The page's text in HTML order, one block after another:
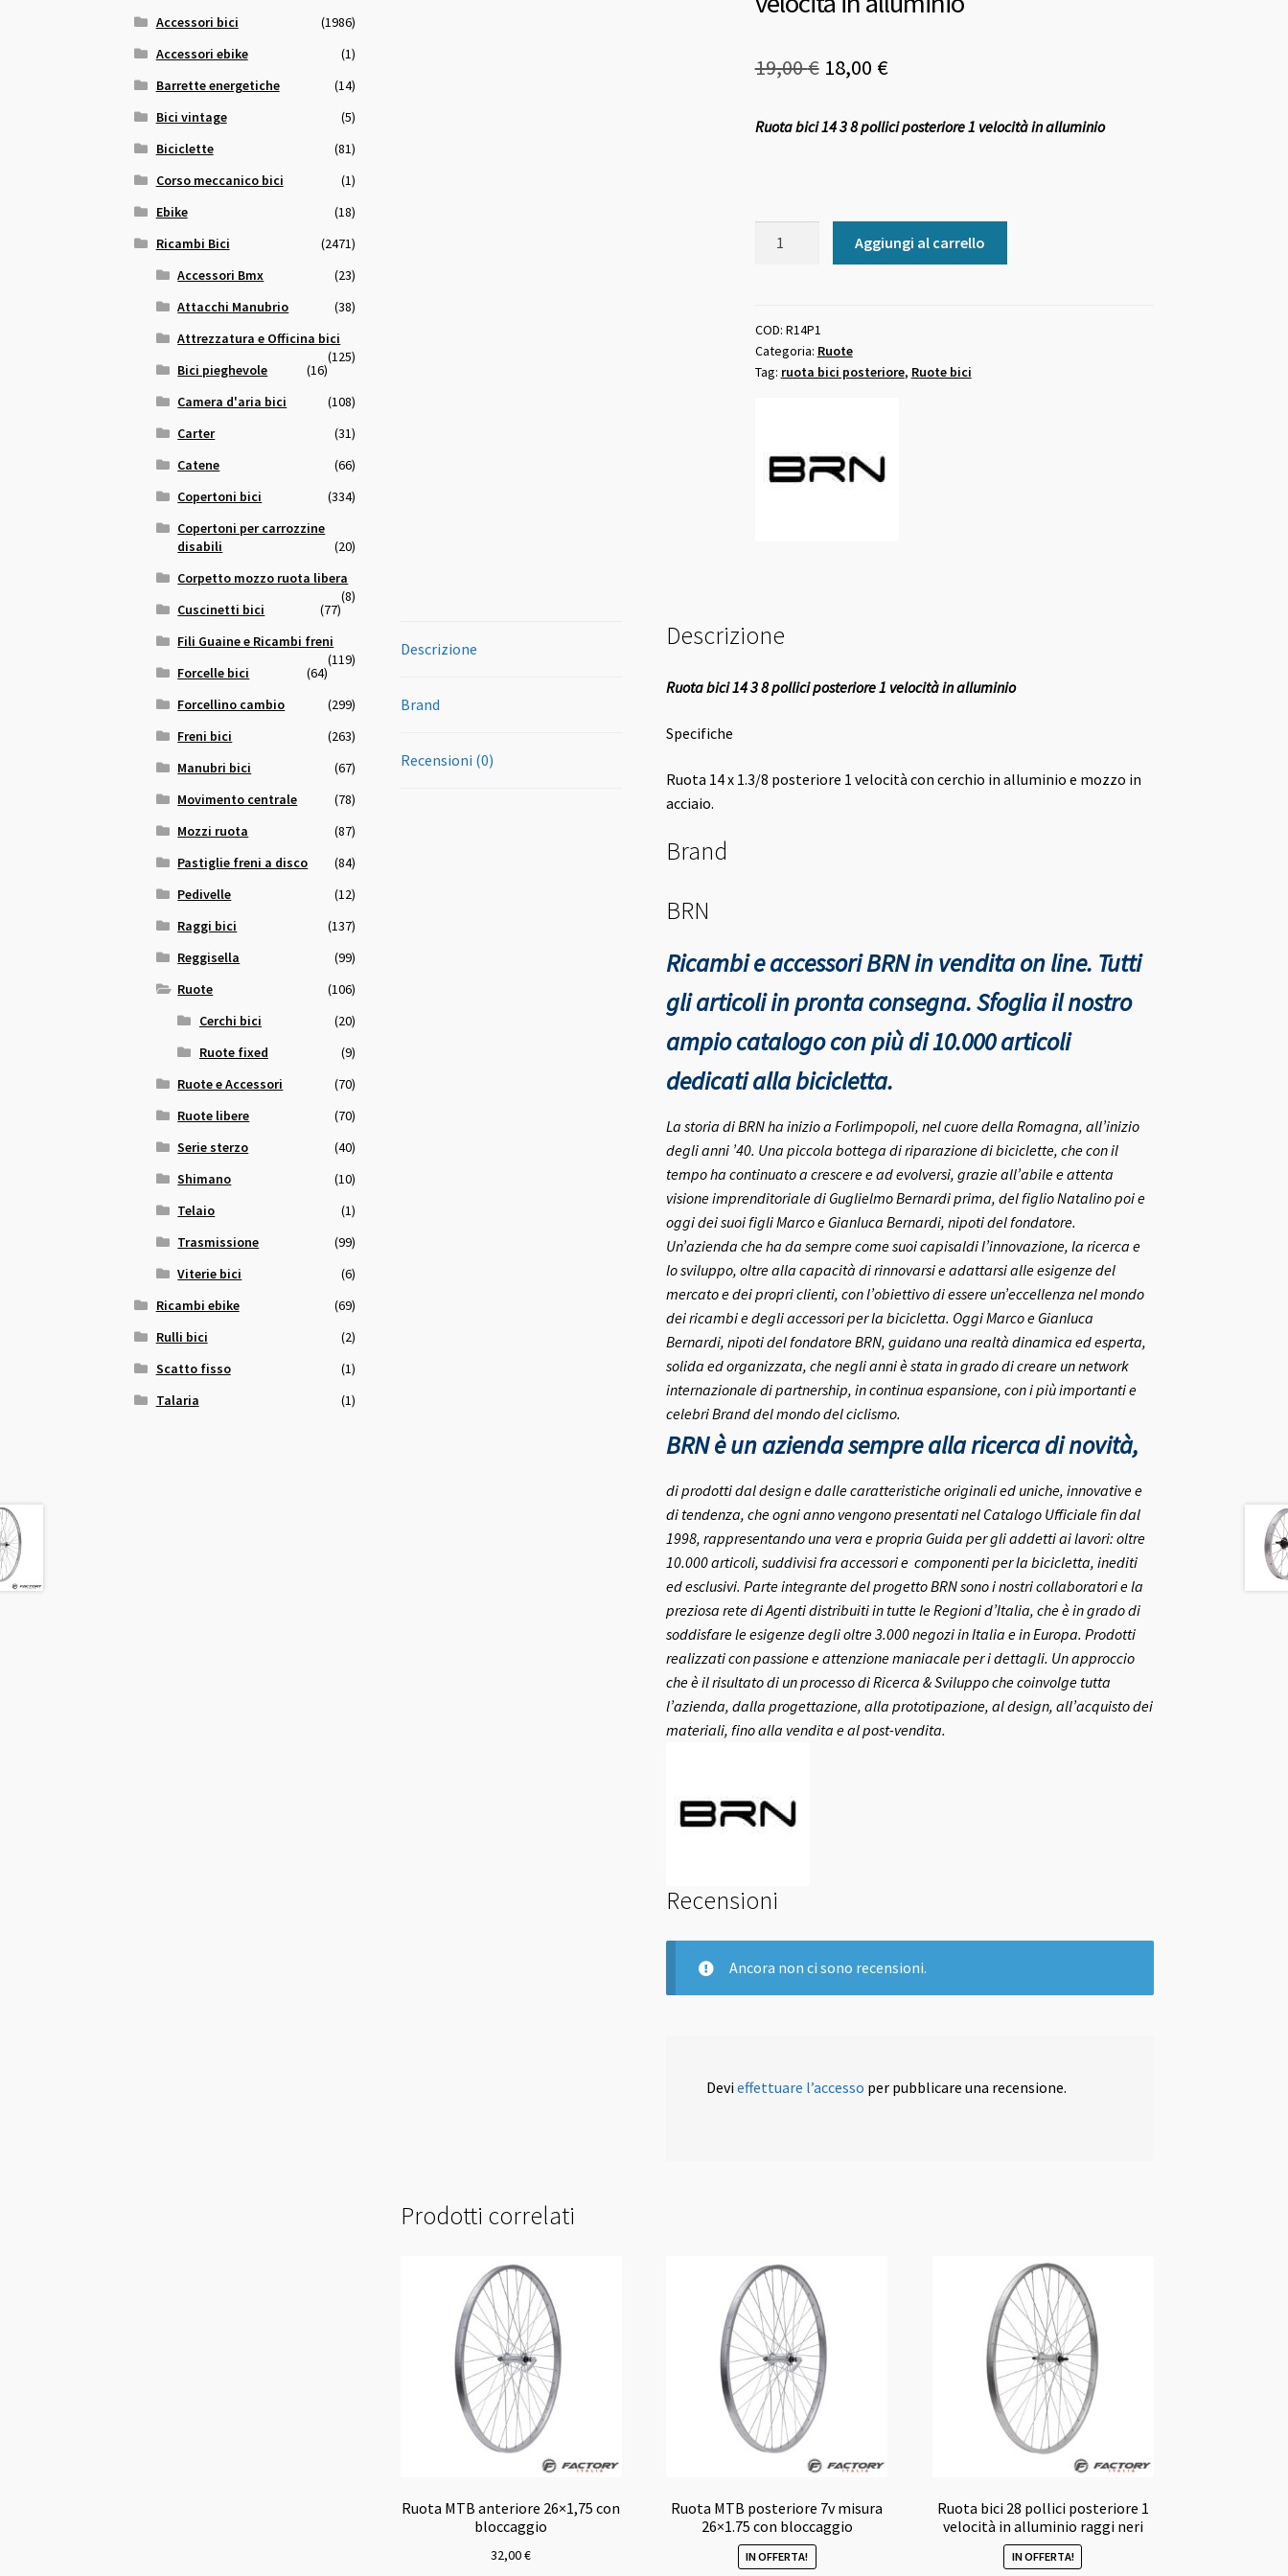
19,00€ Il
originale
18,00 €Il
attuale
Ruota bici 14 3 8 pollici posteriore 1 velocità in alluminio
8
pollici
posteriore
alluminio
Aggiungi al carrello
COD: R14P1
Categoria: Ruote
Tag: ruota bici posteriore, Ruote bici
Descrizione
Brand
Recensioni (0)
Descrizione
Ruota bici 14 3 8 pollici posteriore 1 velocità in alluminio
Specifiche
Ruota 14 x 1.3/8 posteriore 1 velocità con cerchio in alluminio e mozzo in
acciaio.
Brand
BRN
Ricambi e accessori BRN in vendita on line. Tutti
gli articoli in pronta consegna.Sfoglia il nostro
ampio catalogo con più di 10.000 articoli
dedicati alla bicicletta.
La storia di BRN ha inizio a Forlimpopoli, nel cuore della Romagna, all’inizio
degli anni ’40. Una piccola bottega di riparazione di biciclette, che con il
tempo ha continuato a crescere e ad evolversi, grazie all’abile e attenta
visione imprenditoriale di Guglielmo Bernardi prima, del figlio Natalino poi e
oggi dei suoi figli Marco e Gianluca Bernardi, nipoti del fondatore.
Un’azienda che ha da sempre come suoi capisaldi l’innovazione, la ricerca e
lo sviluppo, oltre alla capacità di rinnovarsi e adattarsi alle esigenze del
mercato e dei propri clienti, con l’obiettivo di essere un’eccellenza nel mondo
dei ricambi e degli accessori per la bicicletta. Oggi Marco e Gianluca
Bernardi, nipoti del fondatore BRN, guidano una realtà dinamica ed esperta,
solida ed organizzata, che negli anni è stata in grado di creare un network
internazionale di partnership, in continua espansione, con i più importanti e
celebri Brand del mondo del ciclismo.
BRN è un azienda sempre alla ricerca di novità,
di prodotti dal design e dalle caratteristiche originali ed uniche, innovative e
di tendenza, che ogni anno vengono presentati nel Catalogo Ufficiale fin dal
1998, rappresentando una vera e propria Guida per gli addetti ai lavori: oltre
10.000 articoli, suddivisi fra accessori e componenti per la bicicletta, inediti
ed esclusivi. Parte integrante del progetto BRN sono i nostri collaboratori e la
preziosa rete di Agenti distribuiti in tutte le Regioni d’Italia, che è in grado di
soddisfare le esigenze degli oltre 3.000 negozi in Italia e in Europa. Prodotti
realizzati con passione e attenzione maniacale per i dettagli. Un approccio
che è il risultato di un processo di Ricerca & Sviluppo che coinvolge tutta
l’azienda, dalla progettazione, alla prototipazione, al design, all’acquisto dei
materiali, fino alla vendita e al post-vendita.
Recensioni
Ancora non ci sono recensioni.
Devieffettuare l’accesso per pubblicare una recensione.
Prodotti correlati
Ruota MTB anteriore 26×1,75 con
bloccaggio
32,00€
Ruota MTB posteriore 7v misura
26×1.75 con bloccaggio
IN OFFERTA!
Ruota bici 28 pollici posteriore 1
velocità in alluminio raggi neri
IN OFFERTA!
Accessori bici
(1986)
Accessori ebike
(1)
Barrette energetiche
(14)
Bici vintage
(5)
Biciclette
(81)
Corso meccanico bici
(1)
Ebike
(18)
Ricambi Bici
(2471)
Accessori Bmx
(23)
Attacchi Manubrio
(38)
Attrezzatura e Officina bici
(125)
Bici pieghevole
(16)
Camera d'aria bici
(108)
Carter
(31)
Catene
(66)
Copertoni bici
(334)
Copertoni per carrozzine
disabili
(20)
Corpetto mozzo ruota libera
(8)
Cuscinetti bici
(77)
Fili Guaine e Ricambi freni
(119)
Forcelle bici
(64)
Forcellino cambio
(299)
Freni bici
(263)
Manubri bici
(67)
Movimento centrale
(78)
Mozzi ruota
(87)
Pastiglie freni a disco
(84)
Pedivelle
(12)
Raggi bici
(137)
Reggisella
(99)
Ruote
(106)
Cerchi bici
(20)
Ruote fixed
(9)
Ruote e Accessori
(70)
Ruote libere
(70)
Serie sterzo
(40)
Shimano
(10)
Telaio
(1)
Trasmissione
(99)
Viterie bici
(6)
Ricambi ebike
(69)
Rulli bici
(2)
Scatto fisso
(1)
Talaria
(1)